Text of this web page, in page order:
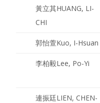
黃立其HUANG, LI-
CHI
郭怡萱Kuo, I-Hsuan
李柏毅Lee, Po-Yi
連振廷LIEN, CHEN-